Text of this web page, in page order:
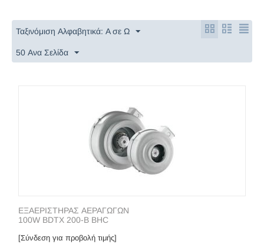
Ταξινόμιση Αλφαβητικά: A σε Ω
50 Ανα Σελίδα
ΕΞΑΕΡΙΣΤΗΡΑΣ ΑΕΡΑΓΩΓΩΝ
100W BDTX 200-B BHC
[Σύνδεση για προβολή τιμής]